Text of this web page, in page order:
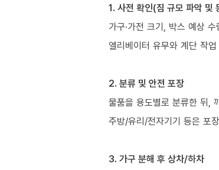
1. 사전 확인(짐 규모 파악 및
가구·가전 크기, 박스 예상
엘리베이터 유무와 계단 작
2. 분류 및 안전 포장
물품을 용도별로 분류한 뒤,
주방/유리/전자기기 등은 포
3. 가구 분해 후 상차/하차